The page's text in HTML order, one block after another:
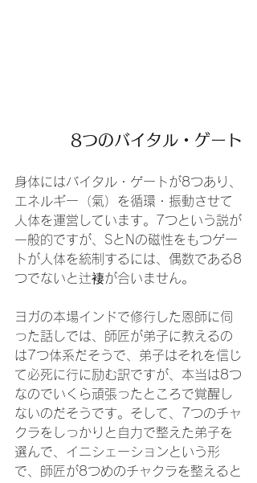
8つのバイタル・ゲート
身体にはバイタル・ゲートが8つあり、
エネルギー（氣）を循環・振動させて
人体を運営しています。7つという説が
一般的ですが、SとNの磁性をもつゲー
トが人体を統制するには、偶数である8
つでないと辻褄が合いません。
ヨガの本場インドで修行した恩師に伺
った話しでは、師匠が弟子に教えるの
は7つ体系だそうで、弟子はそれを信じ
て必死に行に励む訳ですが、本当は8つ
なのでいくら頑張ったところで覚醒し
ないのだそうです。そして、7つのチャ
クラをしっかりと自力で整えた弟子を
選んで、イニシェーションという形
で、師匠が8つめのチャクラを整えると